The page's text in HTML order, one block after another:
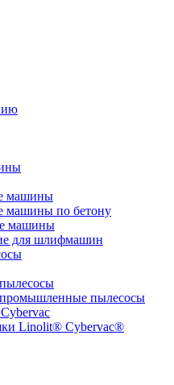
машины
машины по бетону
машины
для шлифмашин
пылесосы
Linolit® Cybervac®